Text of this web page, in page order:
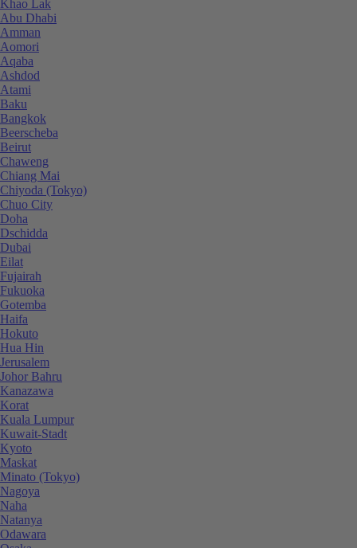
Khao Lak
Abu Dhabi
Amman
Aomori
Aqaba
Ashdod
Atami
Baku
Bangkok
Beerscheba
Beirut
Chaweng
Chiang Mai
Chiyoda (Tokyo)
Chuo City
Doha
Dschidda
Dubai
Eilat
Fujairah
Fukuoka
Gotemba
Haifa
Hokuto
Hua Hin
Jerusalem
Johor Bahru
Kanazawa
Korat
Kuala Lumpur
Kuwait-Stadt
Kyoto
Maskat
Minato (Tokyo)
Nagoya
Naha
Natanya
Odawara